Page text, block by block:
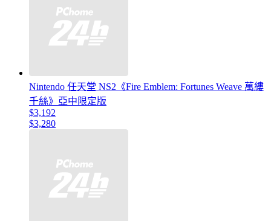
Nintendo 任天堂 NS2《Fire Emblem: Fortunes Weave 萬縷
千絲》亞中限定版
$3,192
$3,280